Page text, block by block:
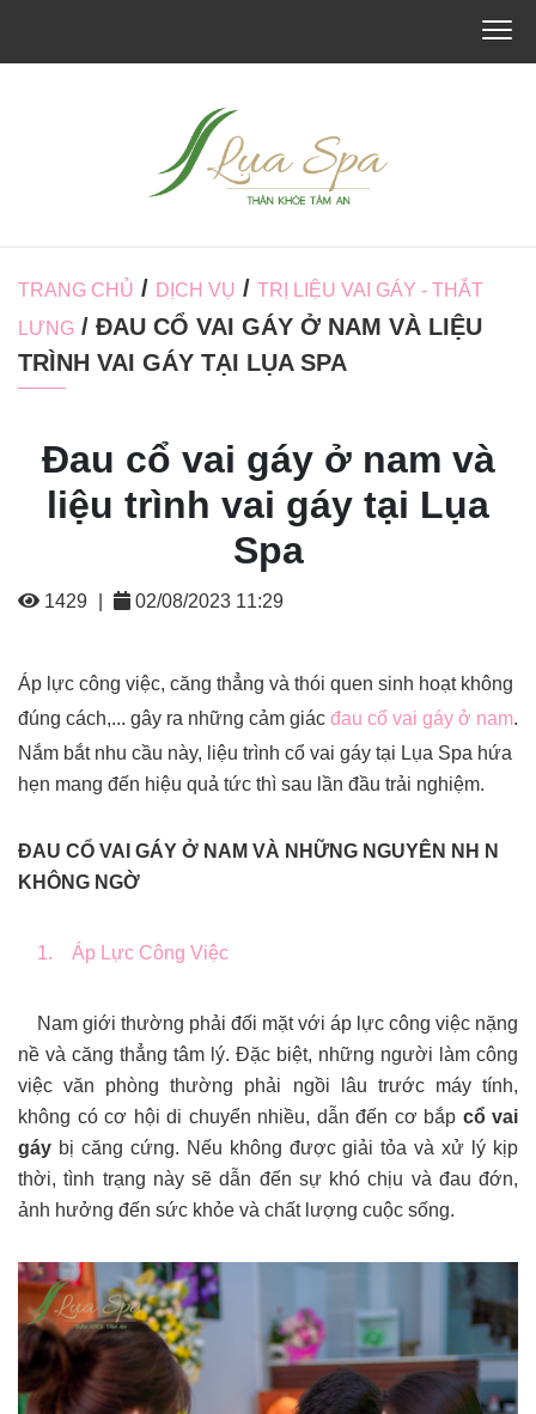
TRANG CHỦ / DỊCH VỤ / TRỊ LIỆU VAI GÁY - THẮT
LƯNG / ĐAU CỔ VAI GÁY Ở NAM VÀ LIỆU
TRÌNH VAI GÁY TẠI LỤA SPA
Đau cổ vai gáy ở nam và
liệu trình vai gáy tại Lụa
Spa
1429 02/08/2023 11:29
Áp lực công việc, căng thẳng và thói quen sinh hoạt không
đúng cách,... gây ra những cảm giác đau cổ vai gáy ở nam.
Nắm bắt nhu cầu này, liệu trình cổ vai gáy tại Lụa Spa hứa
hẹn mang đến hiệu quả tức thì sau lần đầu trải nghiệm.
ĐAU CỔ VAI GÁY Ở NAM VÀ NHỮNG NGUYÊN NH N
KHÔNG NGỜ
1. Áp Lực Công Việc
Nam giới thường phải đối mặt với áp lực công việc nặng
nề và căng thẳng tâm lý. Đặc biệt, những người làm công
việc văn phòng thường phải ngồi lâu trước máy tính,
không có cơ hội di chuyển nhiều, dẫn đến cơ bắp cổ vai
gáy bị căng cứng. Nếu không được giải tỏa và xử lý kịp
thời, tình trạng này sẽ dẫn đến sự khó chịu và đau đớn,
ảnh hưởng đến sức khỏe và chất lượng cuộc sống.